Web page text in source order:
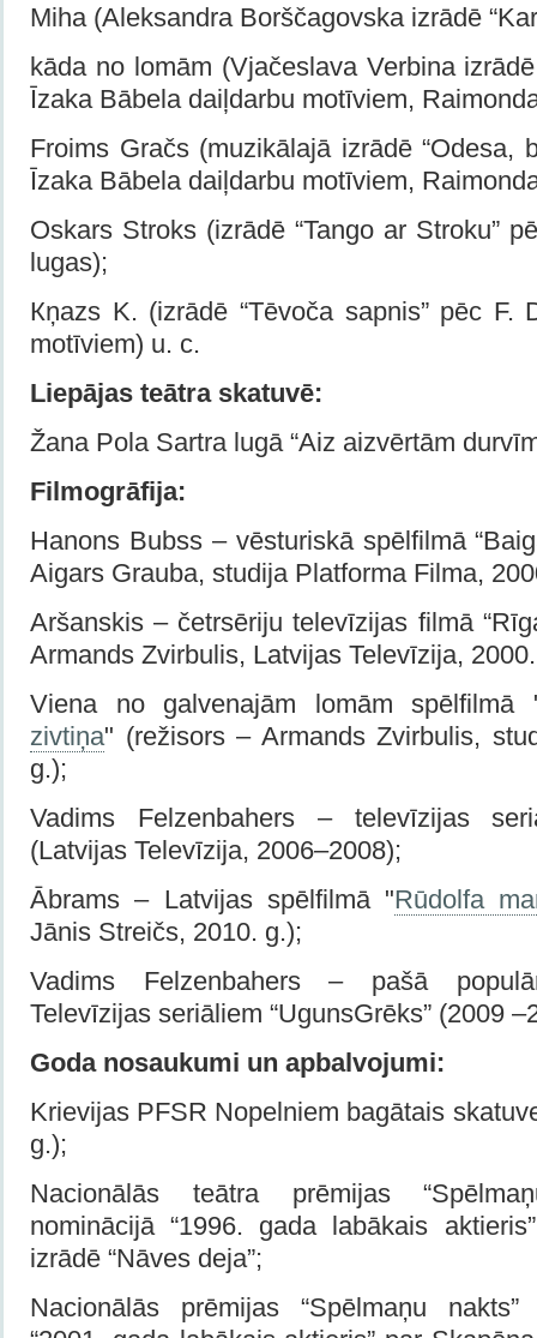
Miha (Aleksandra Borščagovska izrādē
kāda no lomām (Vjačeslava Verbina
Īzaka Bābela daiļdarbu motīviem,
Froims Gračs (muzikālajā izrādē “Odesa,
Īzaka Bābela daiļdarbu motīviem,
Oskars Stroks (izrādē “Tango ar Stroku”
lugas);
Кņazs K. (izrādē “Tēvoča sapnis” pēc F.
motīviem) u. c.
Liepājas teātra skatuvē:
Žana Pola Sartra lugā “Aiz aizvērtām
Filmogrāfija:
Hanons Bubss – vēsturiskā spēlfilmā
Aigars Grauba, studija Platforma Filma,
Aršanskis – četrsēriju televīzijas filmā
Armands Zvirbulis, Latvijas Televīzija,
Viena no galvenajām lomām spēlfilmā
zivtiņa" (režisors – Armands Zvirbulis,
g.);
Vadims Felzenbahers – televīzijas
(Latvijas Televīzija, 2006–2008);
Ābrams – Latvijas spēlfilmā "Rūdolfa
Jānis Streičs, 2010. g.);
Vadims Felzenbahers – pašā
Televīzijas seriāliem “UgunsGrēks” (2009
Goda nosaukumi un apbalvojumi:
Krievijas PFSR Nopelniem bagātais
g.);
Nacionālās teātra prēmijas
nominācijā “1996. gada labākais
izrādē “Nāves deja”;
Nacionālās prēmijas “Spēlmaņu